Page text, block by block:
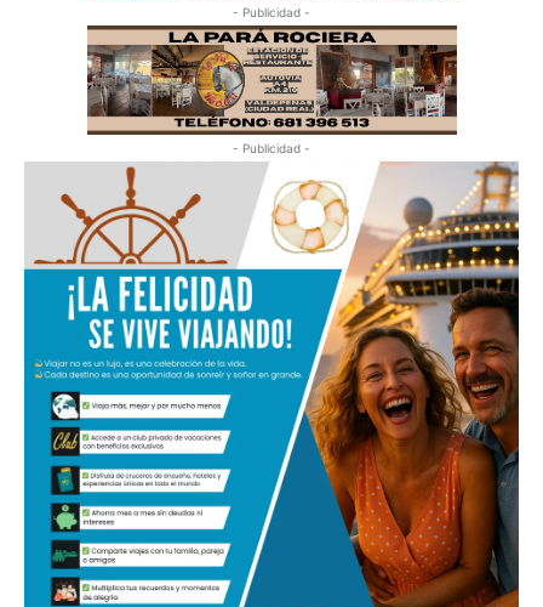
- Publicidad -
- Publicidad -